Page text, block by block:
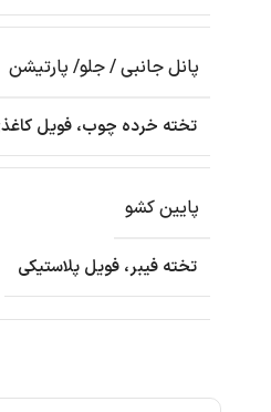
پانل جانبی / جلو/ پارتیشن
تخته خرده چوب، فویل
پایین کشو
تخته فیبر، فویل پلاستیکی